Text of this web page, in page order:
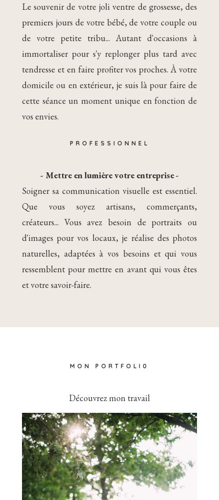
Le souvenir de votre joli ventre de grossesse, des
premiers jours de votre bébé, de votre couple ou
de votre petite tribu... Autant d'occasions à
immortaliser pour s'y replonger plus tard avec
tendresse et en faire profiter vos proches. À votre
domicile ou en extérieur, je suis là pour faire de
cette séance un moment unique en fonction de
vos envies.
PROFESSIONNEL
- Mettre en lumière votre entreprise -
Soigner sa communication visuelle est essentiel.
Que vous soyez artisans, commerçants,
créateurs... Vous avez besoin de portraits ou
d'images pour vos locaux, je réalise des photos
naturelles, adaptées à vos besoins et qui vous
ressemblent pour mettre en avant qui vous êtes
et votre savoir-faire.
MON PORTFOLI0
Découvrez mon travail